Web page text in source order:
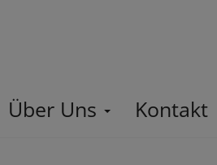
Über Uns Kontakt